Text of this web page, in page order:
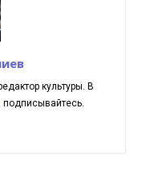
культуры. В
подписывайтесь.